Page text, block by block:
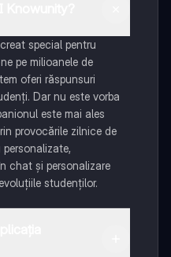
special pentru
pe milioanele de
oferi răspunsuri
Dar nu este vorba
este mai ales
provocările zilnice de
chat și personalizare
studenților.